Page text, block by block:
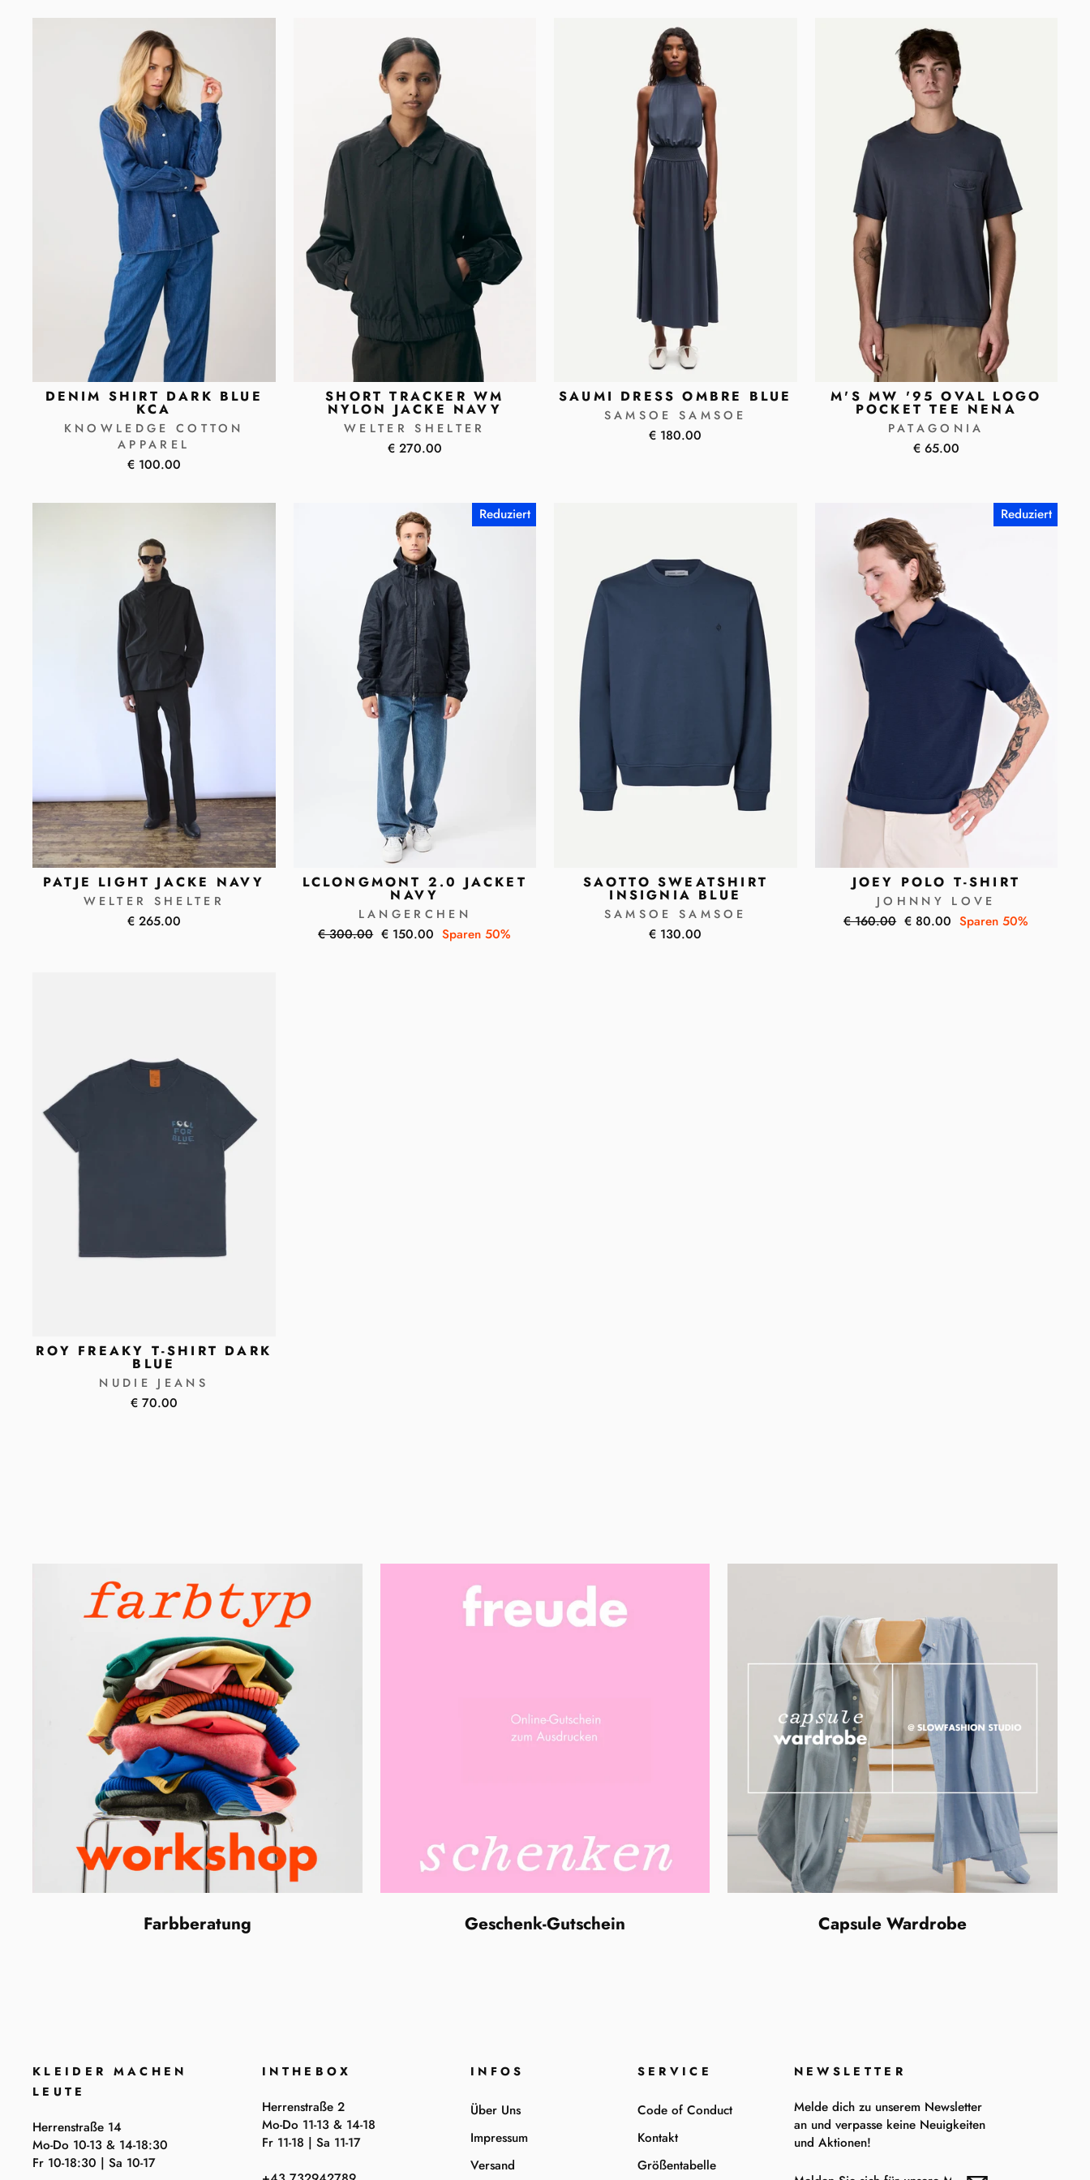
DENIM SHIRT DARK BLUE
KCA
KNOWLEDGE COTTON
APPAREL
€ 100.00
SHORT TRACKER WM
NYLON JACKE NAVY
WELTER SHELTER
€ 270.00
SAUMI DRESS OMBRE BLUE
SAMSOE SAMSOE
€ 180.00
M'S MW '95 OVAL LOGO
POCKET TEE NENA
PATAGONIA
€ 65.00
PATJE LIGHT JACKE NAVY
WELTER SHELTER
€ 265.00
Reduziert
LCLONGMONT 2.0 JACKET
NAVY
LANGERCHEN
Normaler
€ 300.00 Sonderpreis
€ 150.00 Sparen 50%
SAOTTO SWEATSHIRT
INSIGNIA BLUE
SAMSOE SAMSOE
€ 130.00
Reduziert
JOEY POLO T-SHIRT
JOHNNY LOVE
Normaler
€ 160.00 Sonderpreis
€ 80.00 Sparen 50%
ROY FREAKY T-SHIRT DARK
BLUE
NUDIE JEANS
€ 70.00
Farbberatung Geschenk-Gutschein Capsule Wardrobe
KLEIDER MACHEN
LEUTE
Herrenstraße 14
Mo-Do 10-13 & 14-18:30
Fr 10-18:30 | Sa 10-17
INTHEBOX
Herrenstraße 2
Mo-Do 11-13 & 14-18
Fr 11-18 | Sa 11-17
INFOS
Über Uns
Impressum
Versand
SERVICE
Code of Conduct
Kontakt
Größentabelle
NEWSLETTER
Melde dich zu unserem Newsletter
an und verpasse keine Neuigkeiten
und Aktionen!